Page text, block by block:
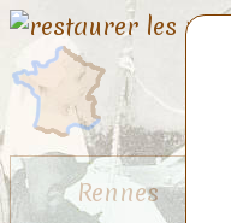
Rennes